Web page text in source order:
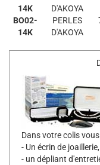
14K
D'AKOYA
BO02-
14K
PERLES
D'AKOYA
Dans votre colis
- Un écrin de joaillerie,
- un dépliant